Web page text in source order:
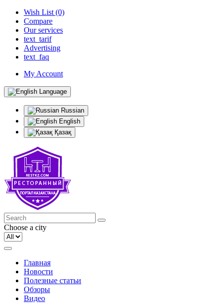
Wish List (0)
Compare
Our services
text_tarif
Advertising
text_faq
My Account
Language
Russian
English
Қазақ
Choose a city
Главная
Новости
Полезные статьи
Обзоры
Видео